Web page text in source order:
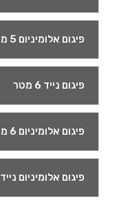
פיגום אלומיניום 5 מטר
פיגום נייד 6 מטר
פיגום אלומיניום 6 מטר
פיגום אלומיניום נייד 8 מטר